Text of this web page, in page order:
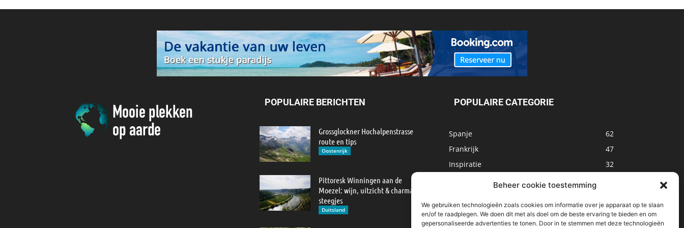
Beheer cookie toestemming
We gebruiken technologieën zoals cookies om informatie over je apparaat op te slaan
en/of te raadplegen. We doen dit met als doel om de beste ervaring te bieden en om
gepersonaliseerde advertenties te tonen. Door in te stemmen met deze technologieën
POPULAIRE BERICHTEN
Grossglockner Hochalpenstrasse
route en tips
Oostenrijk
Pittoresk Winningen aan de
Moezel: wijn, uitzicht & charmante
steegjes
Duitsland
POPULAIRE CATEGORIE
Spanje
62
Frankrijk
47
Inspiratie
32
Malta
31
Roemenië
29